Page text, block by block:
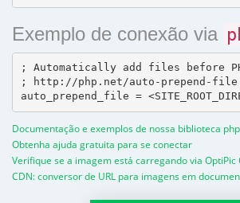
Exemplo de conexão via
; Automatically add files before
; http://php.net/auto-prepend-file
Documentação e exemplos de nossa biblioteca
Obtenha ajuda gratuita para se conectar
Verifique se a imagem está carregando via OptiPic
CDN: conversor de URL para imagens em